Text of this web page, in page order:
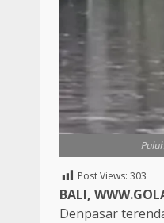
Post Views: 303
BALI,
Denpasar